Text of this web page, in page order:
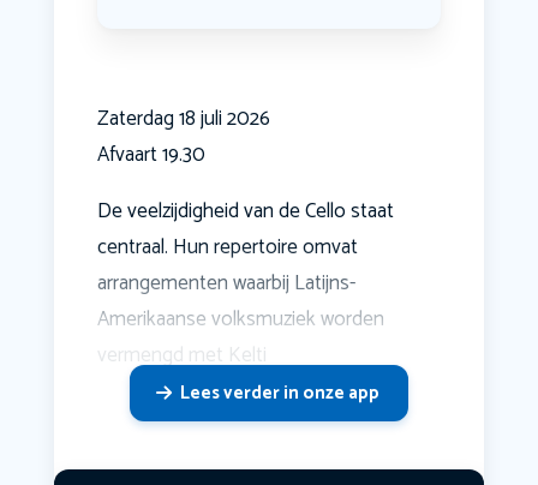
Zaterdag 18 juli 2026
Afvaart 19.30
De veelzijdigheid van de Cello staat
centraal. Hun repertoire omvat
arrangementen waarbij Latijns-
Amerikaanse volksmuziek worden
vermengd met Kelti
Lees verder in onze app